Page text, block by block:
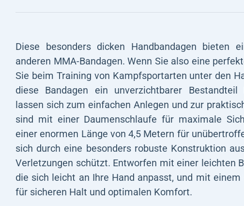
Diese besonders dicken Handbandagen bieten
anderen MMA-Bandagen. Wenn Sie also eine
Sie beim Training von Kampfsportarten unter den
diese Bandagen ein unverzichtbarer Bestandteil
lassen sich zum einfachen Anlegen und zur
sind mit einer Daumenschlaufe für maximale
einer enormen Länge von 4,5 Metern für
sich durch eine besonders robuste Konstruktion
Verletzungen schützt. Entworfen mit einer leichten
die sich leicht an Ihre Hand anpasst, und mit einem
für sicheren Halt und optimalen Komfort.